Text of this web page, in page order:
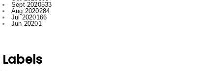
Ambagarh
Ambagarh Chauki